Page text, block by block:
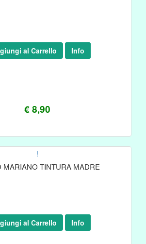
€ 8,90
al Carrello Info
!
MARIANO TINTURA MADRE
al Carrello Info